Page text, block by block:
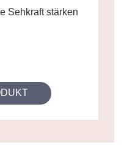
Sehkraft stärken